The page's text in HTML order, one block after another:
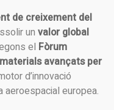
de creixement del
un valor global
el Fòrum
materials avançats per
d’innovació
europea.